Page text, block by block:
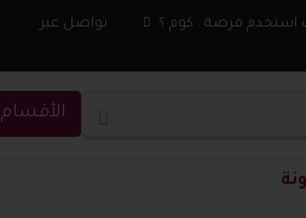
استخدم فرصة . كوم ؟
تواصل عبر
الأقسام